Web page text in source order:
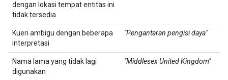
dengan lokasi tempat entitas ini
tidak tersedia
Kueri ambigu dengan beberapa
interpretasi
"Pengantaran pengisi daya"
Nama lama yang tidak lagi
digunakan
"Middlesex United Kingdom"